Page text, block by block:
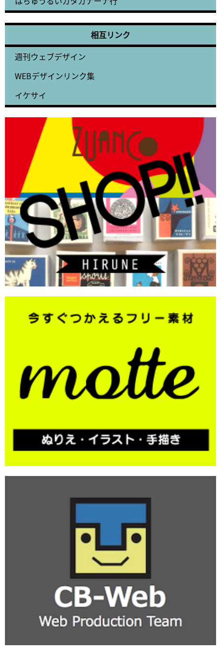
相互リンク
週刊ウェブデザイン
WEBデザインリンク集
イケサイ